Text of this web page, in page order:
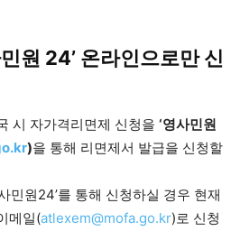
원 24’ 온라인으로만 신
시 자가격리면제 신청을 ‘영사민원
)을 통해 리면제서 발급을 신청할
민원24’를 통해 신청하실 경우 현재
메일(atlexem@mofa.go.kr)로 신청